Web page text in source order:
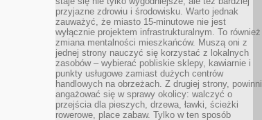
przyjazne zdrowiu i środowisku. Warto jednak
zauważyć, że miasto 15-minutowe nie jest
wyłącznie projektem infrastrukturalnym. To również
zmiana mentalności mieszkańców. Muszą oni z
jednej strony nauczyć się korzystać z lokalnych
zasobów – wybierać pobliskie sklepy, kawiarnie i
punkty usługowe zamiast dużych centrów
handlowych na obrzeżach. Z drugiej strony, powinni
angażować się w sprawy okolicy: walczyć o
przejścia dla pieszych, drzewa, ławki, ścieżki
rowerowe, place zabaw. Tylko w ten sposób